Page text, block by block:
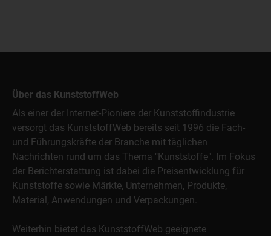
Über das KunststoffWeb
Als einer der Internet-Pioniere der Kunststoffindustrie
versorgt das KunststoffWeb bereits seit 1996 die Fach-
und Führungskräfte der Branche mit täglichen
Nachrichten rund um das Thema "Kunststoffe". Im Fokus
der Berichterstattung ist dabei die Preisentwicklung für
Kunststoffe sowie Märkte, Unternehmen, Produkte,
Material, Anwendungen und Verpackungen.
Weiterhin bietet das KunststoffWeb geeignete